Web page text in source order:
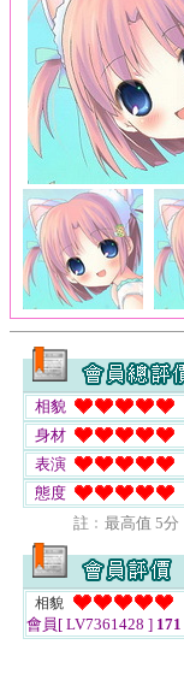
相貌
身材
表演
態度
註﹕最高值 5分
相貌
會員[ LV7361428 ] 171